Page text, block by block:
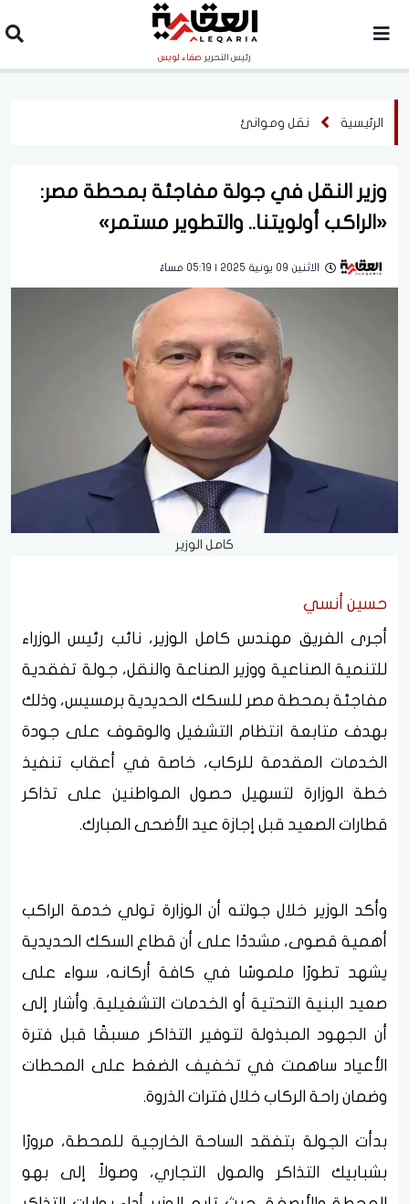
رئيس التحرير صفاء لويس
الرئيسية نقل وموانئ
وزير النقل في جولة مفاجئة بمحطة مصر:
«الراكب أولويتنا.. والتطوير مستمر»
الاثنين 09 يونية 2025 | 05:19 مساءً
كامل الوزير
حسين أنسي
أجرى الفريق مهندس كامل الوزير، نائب رئيس الوزراء
للتنمية الصناعية ووزير الصناعة والنقل، جولة تفقدية
مفاجئة بمحطة مصر للسكك الحديدية برمسيس، وذلك
بهدف متابعة انتظام التشغيل والوقوف على جودة
الخدمات المقدمة للركاب، خاصة في أعقاب تنفيذ
خطة الوزارة لتسهيل حصول المواطنين على تذاكر
قطارات الصعيد قبل إجازة عيد الأضحى المبارك.
وأكد الوزير خلال جولته أن الوزارة تولي خدمة الراكب
أهمية قصوى، مشددًا على أن قطاع السكك الحديدية
يشهد تطورًا ملموسًا في كافة أركانه، سواء على
صعيد البنية التحتية أو الخدمات التشغيلية. وأشار إلى
أن الجهود المبذولة لتوفير التذاكر مسبقًا قبل فترة
الأعياد ساهمت في تخفيف الضغط على المحطات
وضمان راحة الركاب خلال فترات الذروة.
بدأت الجولة بتفقد الساحة الخارجية للمحطة، مرورًا
بشبابيك التذاكر والمول التجاري، وصولاً إلى بهو